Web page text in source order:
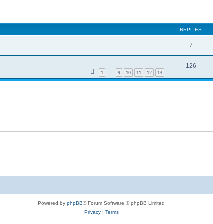
REPLIES
7
1 … 9 10 11 12 13
126
Powered by phpBB® Forum Software © phpBB Limited
Privacy| Terms